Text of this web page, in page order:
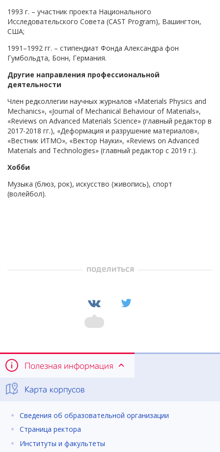
1993 г. – участник проекта Национального
Исследовательского Совета (CAST Program), Вашингтон,
США;
1991–1992 гг. – стипендиат Фонда Александра фон
Гумбольдта, Бонн, Германия.
Другие направления профессиональной
деятельности
Член редколлегии научных журналов «Materials Physics and
Mechanics», «Journal of Mechanical Behaviour of Materials»,
«Reviews on Advanced Materials Science» (главный редактор в
2017-2018 гг.), «Деформация и разрушение материалов»,
«Вестник ИТМО», «Вектор Науки», «Reviews on Advanced
Materials and Technologies» (главный редактор c 2019 г.).
Хобби
Музыка (блюз, рок), искусство (живопись), спорт
(волейбол).
поделиться
Полезная информация
Карта корпусов
Сведения об образовательной организации
Страница ректора
Институты и факультеты